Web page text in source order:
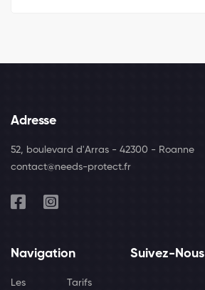
Adresse
52, boulevard d'Arras - 42300 - Roanne
contact@needs-protect.fr
Navigation
Les
Tarifs
Suivez-Nous